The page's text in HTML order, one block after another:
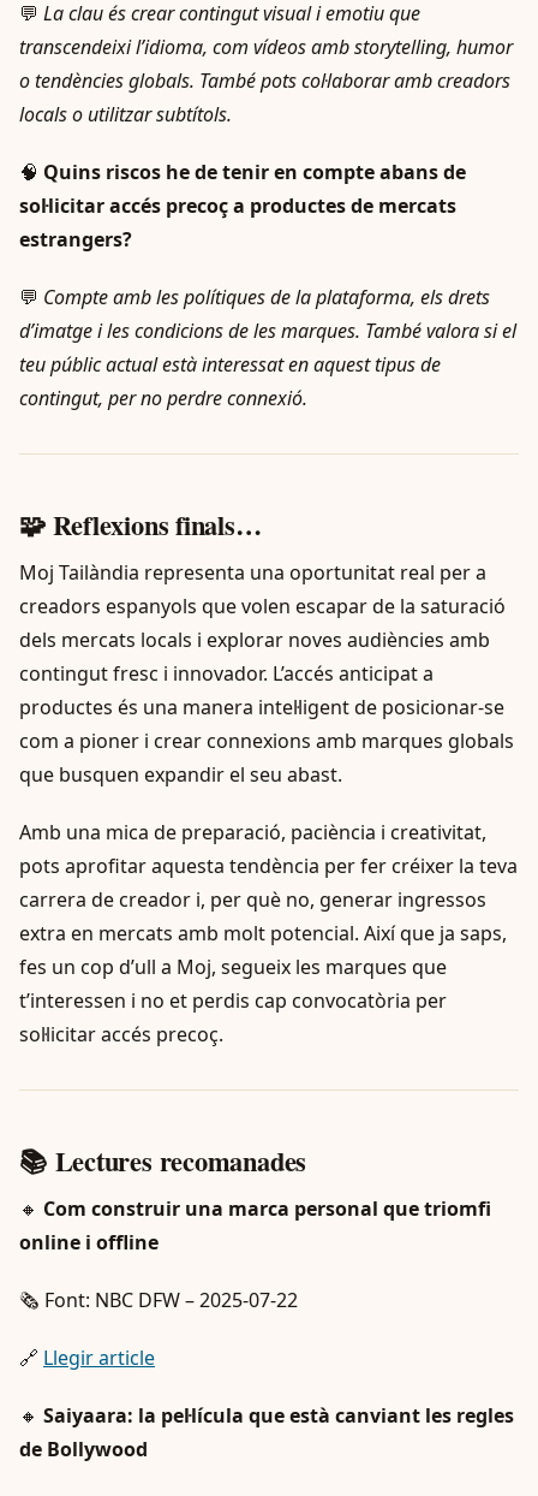
💬 La clau és crear contingut visual i emotiu que
transcendeixi l’idioma, com vídeos amb storytelling, humor
o tendències globals. També pots col·laborar amb creadors
locals o utilitzar subtítols.
🧠 Quins riscos he de tenir en compte abans de
sol·licitar accés precoç a productes de mercats
estrangers?
💬 Compte amb les polítiques de la plataforma, els drets
d’imatge i les condicions de les marques. També valora si el
teu públic actual està interessat en aquest tipus de
contingut, per no perdre connexió.
🧩 Reflexions finals…
Moj Tailàndia representa una oportunitat real per a
creadors espanyols que volen escapar de la saturació
dels mercats locals i explorar noves audiències amb
contingut fresc i innovador. L’accés anticipat a
productes és una manera intel·ligent de posicionar-se
com a pioner i crear connexions amb marques globals
que busquen expandir el seu abast.
Amb una mica de preparació, paciència i creativitat,
pots aprofitar aquesta tendència per fer créixer la teva
carrera de creador i, per què no, generar ingressos
extra en mercats amb molt potencial. Així que ja saps,
fes un cop d’ull a Moj, segueix les marques que
t’interessen i no et perdis cap convocatòria per
sol·licitar accés precoç.
📚 Lectures recomanades
🔸 Com construir una marca personal que triomfi
online i offline
🗞️ Font: NBC DFW – 2025-07-22
🔗 Llegir article
🔸 Saiyaara: la pel·lícula que està canviant les regles
de Bollywood